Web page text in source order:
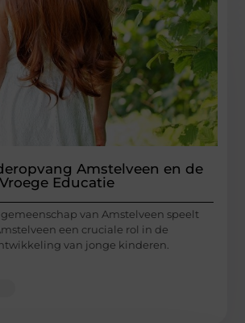
Amstelveen en de
Educatie
van Amstelveen speelt
een cruciale rol in de
van jonge kinderen.